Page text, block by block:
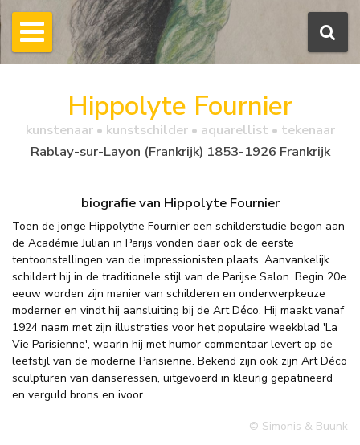
Hippolyte Fournier
kunstenaar • kunstschilder • aquarellist • tekenaar
Rablay-sur-Layon (Frankrijk) 1853-1926 Frankrijk
biografie van Hippolyte Fournier
Toen de jonge Hippolythe Fournier een schilderstudie begon aan
de Académie Julian in Parijs vonden daar ook de eerste
tentoonstellingen van de impressionisten plaats. Aanvankelijk
schildert hij in de traditionele stijl van de Parijse Salon. Begin 20e
eeuw worden zijn manier van schilderen en onderwerpkeuze
moderner en vindt hij aansluiting bij de Art Déco. Hij maakt vanaf
1924 naam met zijn illustraties voor het populaire weekblad 'La
Vie Parisienne', waarin hij met humor commentaar levert op de
leefstijl van de moderne Parisienne. Bekend zijn ook zijn Art Déco
sculpturen van danseressen, uitgevoerd in kleurig gepatineerd
en verguld brons en ivoor.
© Simonis & Buunk